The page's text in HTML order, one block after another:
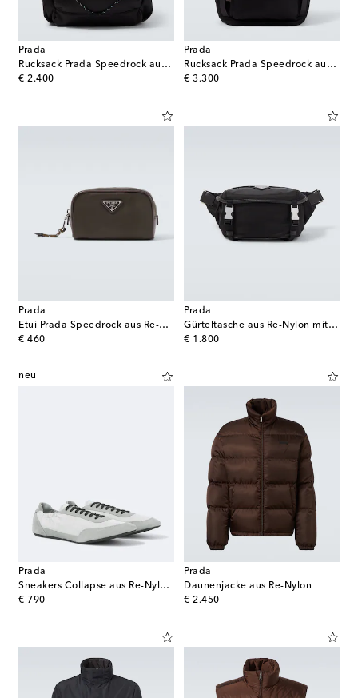
Prada
Rucksack Prada Speedrock aus Re-Nylon
€ 2.400
original price
Prada
Rucksack Prada Speedrock aus Re-Nylon
€ 3.300
original price
Prada
Etui Prada Speedrock aus Re-Nylon
€ 460
original price
Prada
Gürteltasche aus Re-Nylon mit Saffiano-Leder
€ 1.800
original price
neu
Prada
Sneakers Collapse aus Re-Nylon und Veloursleder
€ 790
original price
Prada
Daunenjacke aus Re-Nylon
€ 2.450
original price